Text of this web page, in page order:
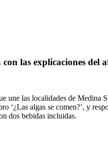
las explicaciones del
une las localidades de Medina
‘¿Las algas se comen?’, y
dos bebidas incluidas.